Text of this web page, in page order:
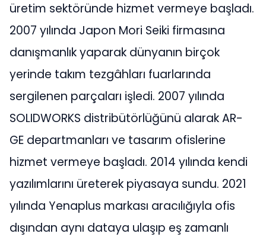
üretim sektöründe hizmet vermeye başladı.
2007 yılında Japon Mori Seiki firmasına
danışmanlık yaparak dünyanın birçok
yerinde takım tezgâhları fuarlarında
sergilenen parçaları işledi. 2007 yılında
SOLIDWORKS distribütörlüğünü alarak AR-
GE departmanları ve tasarım ofislerine
hizmet vermeye başladı. 2014 yılında kendi
yazılımlarını üreterek piyasaya sundu. 2021
yılında Yenaplus markası aracılığıyla ofis
dışından aynı dataya ulaşıp eş zamanlı